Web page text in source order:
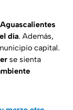
Aguascalientes
día. Además,
capital.
se sienta